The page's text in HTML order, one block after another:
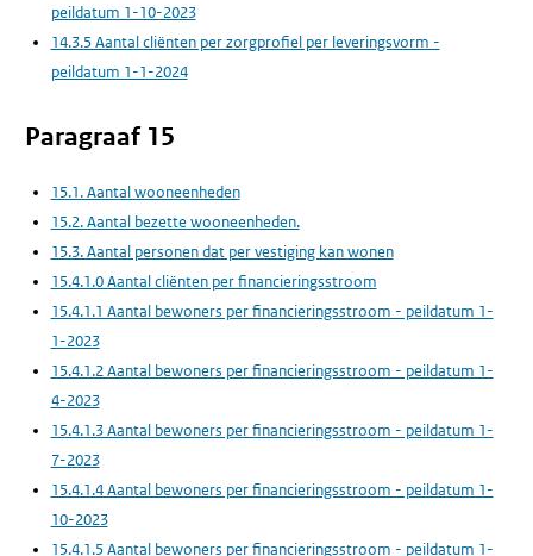
peildatum 1-10-2023
14.3.5 Aantal cliënten per zorgprofiel per leveringsvorm -
peildatum 1-1-2024
Paragraaf 15
15.1. Aantal wooneenheden
15.2. Aantal bezette wooneenheden.
15.3. Aantal personen dat per vestiging kan wonen
15.4.1.0 Aantal cliënten per financieringsstroom
15.4.1.1 Aantal bewoners per financieringsstroom - peildatum 1-
1-2023
15.4.1.2 Aantal bewoners per financieringsstroom - peildatum 1-
4-2023
15.4.1.3 Aantal bewoners per financieringsstroom - peildatum 1-
7-2023
15.4.1.4 Aantal bewoners per financieringsstroom - peildatum 1-
10-2023
15.4.1.5 Aantal bewoners per financieringsstroom - peildatum 1-